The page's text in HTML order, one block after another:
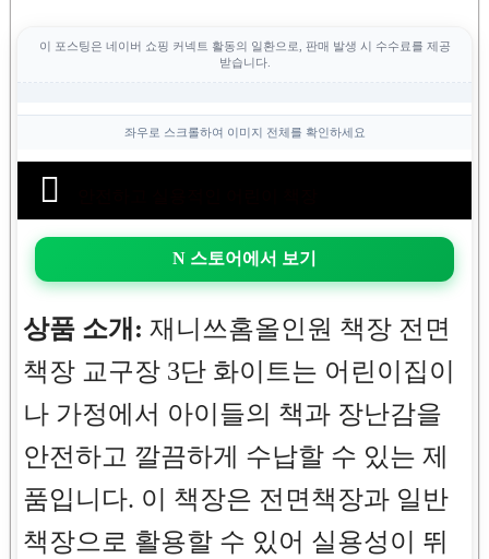
이 포스팅은 네이버 쇼핑 커넥트 활동의 일환으로, 판매 발생 시 수수료를 제공
받습니다.
좌우로 스크롤하여 이미지 전체를 확인하세요
N 스토어에서 보기
상품 소개: 재니쓰홈올인원 책장 전면
책장 교구장 3단 화이트는 어린이집이
나 가정에서 아이들의 책과 장난감을
안전하고 깔끔하게 수납할 수 있는 제
품입니다. 이 책장은 전면책장과 일반
책장으로 활용할 수 있어 실용성이 뛰